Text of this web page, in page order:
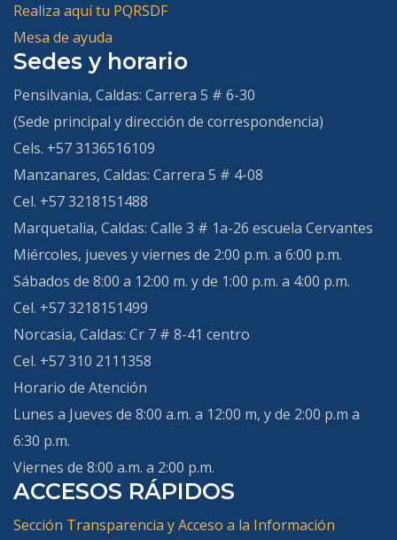
Realiza aquí tu PQRSDF
Mesa de ayuda
Sedes y horario
Pensilvania, Caldas: Carrera 5 # 6-30
(Sede principal y dirección de correspondencia)
Cels. +57 3136516109
Manzanares, Caldas: Carrera 5 # 4-08
Cel. +57 3218151488
Marquetalia, Caldas: Calle 3 # 1a-26 escuela Cervantes
Miércoles, jueves y viernes de 2:00 p.m. a 6:00 p.m.
Sábados de 8:00 a 12:00 m. y de 1:00 p.m. a 4:00 p.m.
Cel. +57 3218151499
Norcasia, Caldas: Cr 7 # 8-41 centro
Cel. +57 310 2111358
Horario de Atención
Lunes a Jueves de 8:00 a.m. a 12:00 m, y de 2:00 p.m a
6:30 p.m.
Viernes de 8:00 a.m. a 2:00 p.m.
ACCESOS RÁPIDOS
Sección Transparencia y Acceso a la Información